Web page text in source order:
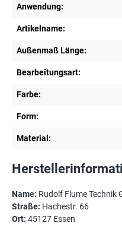
Anwendung:
Artikelname:
Außenmaß Länge:
Bearbeitungsart:
Farbe:
Form:
Material:
Name: Rudolf Flume Technik
Straße: Hachestr. 66
Ort: 45127 Essen